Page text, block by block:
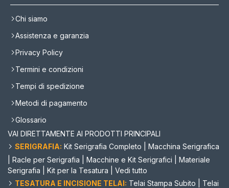
Chi siamo
Assistenza e garanzia
Privacy Policy
Termini e condizioni
Tempi di spedizione
Metodi di pagamento
Glossario
VAI DIRETTAMENTE AI PRODOTTI PRINCIPALI
SERIGRAFIA: Kit Serigrafia Completo
Macchina Serigrafica
Racle per Serigrafia Macchine e Kit Serigrafici
Materiale
Serigrafia
Kit per la Tesatura
Vedi tutto
TESATURA E INCISIONE TELAI: Telai Stampa Subito
Telai